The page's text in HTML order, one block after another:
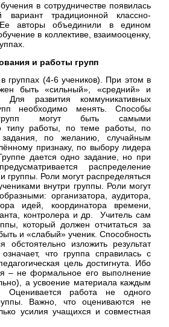
в сотрудничестве появилась
вариант традиционной классно-
авторы объединили в едином
в коллективе, взаимооценку,
и работы групп
группах (4-6 учеников). При этом в
быть «сильный», «средний» и
Для развития коммуникативных
необходимо менять. Способы
могут быть самыми
типу работы, по теме работы, по
по желанию, случайным
признаку, по выбору лидера
дается одно задание, но при
распределение
группы. Роли могут распределяться
внутри группы. Роли могут
организатора, аудитора,
идей, координатора времени,
контролера и др. Учитель сам
который должен отчитаться за
и «слабый» ученик. Способность
обстоятельно изложить результат
что группа справилась с
цель достигнута. Ибо
– не формальное его выполнение
а усвоение материала каждым
Оценивается работа не одного
Важно, что оцениваются не
усилия учащихся и совместная